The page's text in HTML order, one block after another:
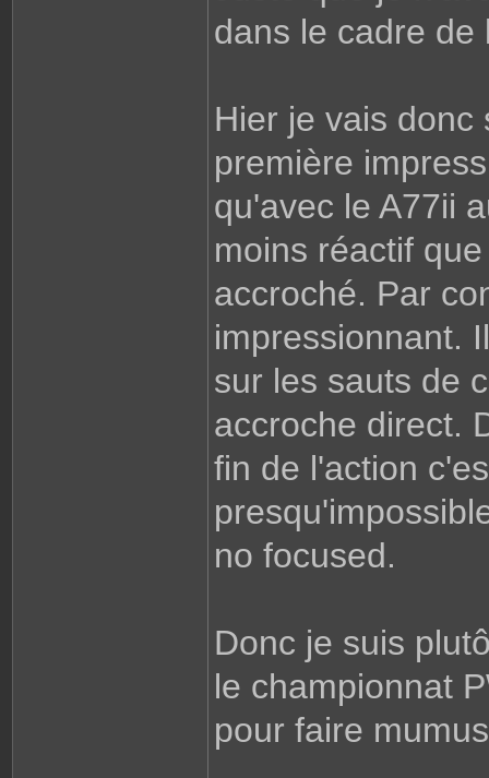
dans le cadre de
Hier je vais
première
qu'avec le A77ii
moins réactif
accroché. Par
impressionnant.
sur les sauts de
accroche direct.
fin de l'action
no focused.
Donc je suis
le championnat
pour faire